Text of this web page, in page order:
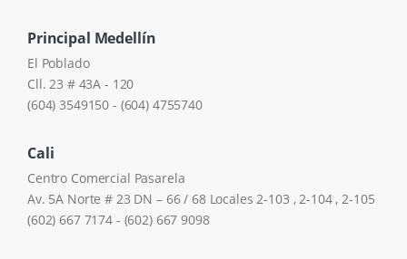
Principal Medellín
El Poblado
Cll. 23 # 43A - 120
(604) 3549150 - (604) 4755740
Cali
Centro Comercial Pasarela
Av. 5A Norte # 23 DN – 66 / 68 Locales 2-103 , 2-104 , 2-105
(602) 667 7174 - (602) 667 9098